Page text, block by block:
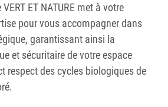
ET NATURE met à votre
pour vous accompagner dans
garantissant ainsi la
et sécuritaire de votre espace
respect des cycles biologiques de